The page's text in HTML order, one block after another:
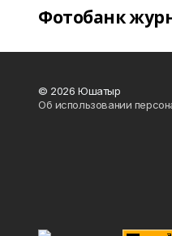
Фотобанк
© 2026 Юшатыр
Об использовании